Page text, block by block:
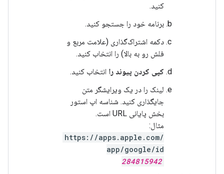
کنید.
برنامه خود را جستجو کنید.
دکمه اشتراک‌گذاری (علامت مربع و
فلش رو به بالا) را انتخاب کنید.
کپی کردن پیوند را انتخاب کنید.
لینک را در یک ویرایشگر متن
جایگذاری کنید. شناسه اپ استور
بخش پایانی URL است.
مثال:
https://apps.apple.com/
app/google/id
284815942